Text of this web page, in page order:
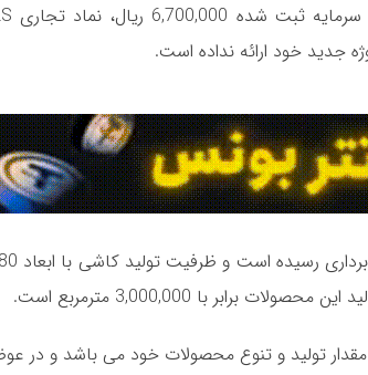
جدید خود ارائه نداده است.
مقدار تولید و تنوع محصولات خود می باشد و در